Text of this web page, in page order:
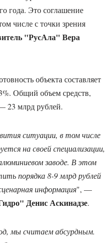
года. Это соглашение
числе с точки зрения
"РусАла" Вера
объекта составляет
Общий объем средств,
23 млрд рублей.
ситуации, в том числе
на своей специализации,
заводе. В этом
порядка 8-9 млрд рублей
информация", —
Денис Аскинадзе.
мы считаем абсурдным.